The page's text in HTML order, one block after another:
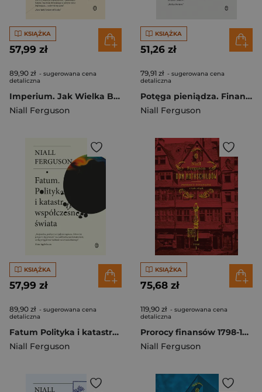
KSIĄŻKA
57,99 zł
89,90 zł - sugerowana cena
detaliczna
Imperium. Jak Wielka Brytania zbudowała nowoczesny świat wyd. 2026
Niall Ferguson
KSIĄŻKA
51,26 zł
79,91 zł - sugerowana cena
detaliczna
Potęga pieniądza. Finansowa historia świata
Niall Ferguson
KSIĄŻKA
57,99 zł
89,90 zł - sugerowana cena
detaliczna
Fatum Polityka i katastrofy współczesnego świata
Niall Ferguson
KSIĄŻKA
75,68 zł
119,90 zł - sugerowana cena
detaliczna
Prorocy finansów 1798-1848. Dom Rothschildów. Tom 1 wyd. 2026
Niall Ferguson